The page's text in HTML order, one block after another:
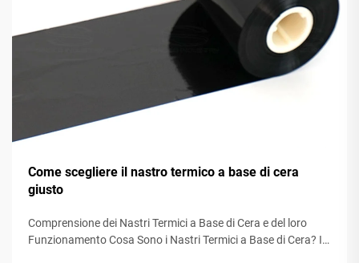
Come scegliere il nastro termico a base di cera
giusto
Comprensione dei Nastri Termici a Base di Cera e del loro
Funzionamento Cosa Sono i Nastri Termici a Base di Cera? I